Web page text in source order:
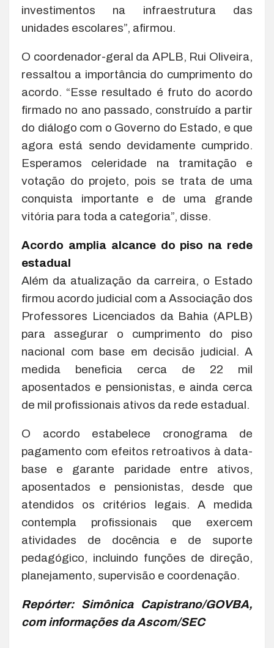
investimentos na infraestrutura das
unidades escolares”, afirmou.
O coordenador-geral da APLB, Rui Oliveira,
ressaltou a importância do cumprimento do
acordo. “Esse resultado é fruto do acordo
firmado no ano passado, construído a partir
do diálogo com o Governo do Estado, e que
agora está sendo devidamente cumprido.
Esperamos celeridade na tramitação e
votação do projeto, pois se trata de uma
conquista importante e de uma grande
vitória para toda a categoria”, disse.
Acordo amplia alcance do piso na rede
estadual
Além da atualização da carreira, o Estado
firmou acordo judicial com a Associação dos
Professores Licenciados da Bahia (APLB)
para assegurar o cumprimento do piso
nacional com base em decisão judicial. A
medida beneficia cerca de 22 mil
aposentados e pensionistas, e ainda cerca
de mil profissionais ativos da rede estadual.
O acordo estabelece cronograma de
pagamento com efeitos retroativos à data-
base e garante paridade entre ativos,
aposentados e pensionistas, desde que
atendidos os critérios legais. A medida
contempla profissionais que exercem
atividades de docência e de suporte
pedagógico, incluindo funções de direção,
planejamento, supervisão e coordenação.
Repórter: Simônica Capistrano/GOVBA,
com informações da Ascom/SEC